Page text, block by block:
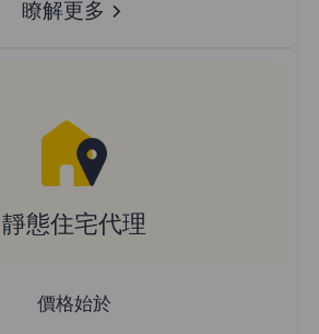
瞭解更多
靜態住宅代理
價格始於